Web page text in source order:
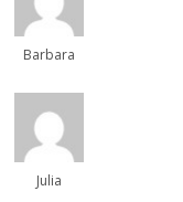
Barbara
Julia